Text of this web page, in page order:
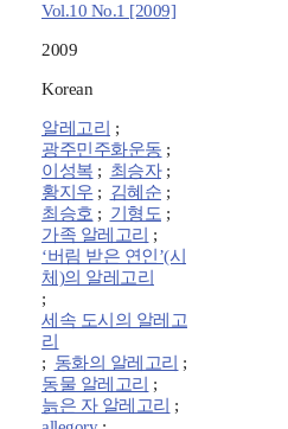
Vol.10 No.1 [2009]
2009
Korean
알레고리 ;
광주민주화운동 ;
이성복 ; 최승자;
황지우 ; 김혜순 ;
최승호 ; 기형도 ;
가족 알레고리 ;
‘버림 받은 연인’(시
체)의 알레고리
;
세속 도시의 알레고
리
; 동화의 알레고리 ;
동물 알레고리 ;
늙은 자 알레고리 ;